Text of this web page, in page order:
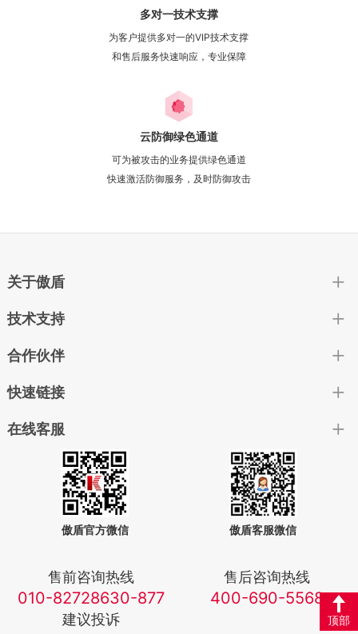
多对一技术支撑
为客户提供多对一的VIP技术支撑
和售后服务快速响应，专业保障
云防御绿色通道
可为被攻击的业务提供绿色通道
快速激活防御服务，及时防御攻击
关于傲盾
技术支持
合作伙伴
快速链接
在线客服
傲盾官方微信 傲盾客服微信
售前咨询热线
010-82728630-877
售后咨询热线
400-690-5568
建议投诉 顶部